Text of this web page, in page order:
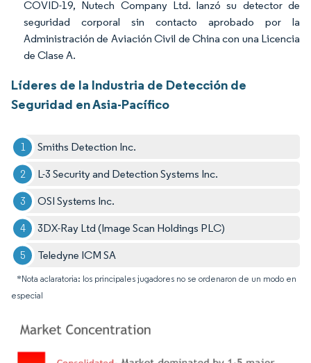
COVID-19, Nutech Company Ltd. lanzó su detector de
seguridad corporal sin contacto aprobado por la
Administración de Aviación Civil de China con una Licencia
de Clase A.
Líderes de la Industria de Detección de
Seguridad en Asia-Pacífico
Smiths Detection Inc.
L-3 Security and Detection Systems Inc.
OSI Systems Inc.
3DX-Ray Ltd (Image Scan Holdings PLC)
Teledyne ICM SA
*Nota aclaratoria: los principales jugadores no se ordenaron de un modo en
especial